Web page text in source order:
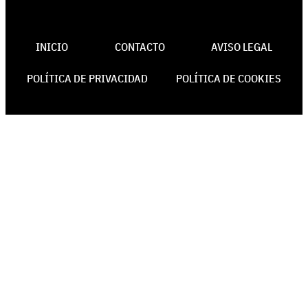
INICIO CONTACTO AVISO LEGAL
POLÍTICA DE PRIVACIDAD POLÍTICA DE COOKIES